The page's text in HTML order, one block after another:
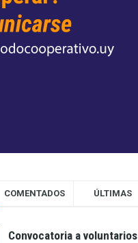
COMENTADOS ÚLTIMAS
Convocatoria a voluntarios